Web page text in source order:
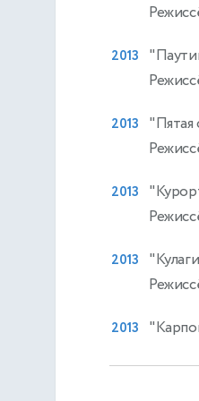
2013
2013
"Пятая
2013
2013
2013